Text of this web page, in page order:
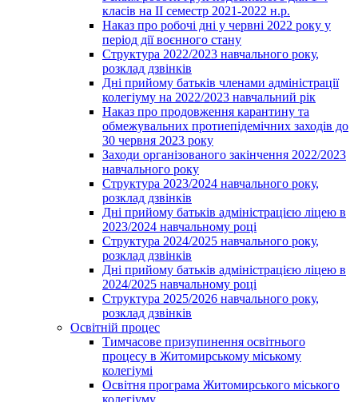
класів на ІІ семестр 2021-2022 н.р.
Наказ про робочі дні у червні 2022 року у
період дії воєнного стану
Структура 2022/2023 навчального року,
розклад дзвінків
Дні прийому батьків членами адміністрації
колегіуму на 2022/2023 навчальний рік
Наказ про продовження карантину та
обмежувальних протиепідемічних заходів до
30 червня 2023 року
Заходи організованого закінчення 2022/2023
навчального року
Структура 2023/2024 навчального року,
розклад дзвінків
Дні прийому батьків адміністрацією ліцею в
2023/2024 навчальному році
Структура 2024/2025 навчального року,
розклад дзвінків
Дні прийому батьків адміністрацією ліцею в
2024/2025 навчальному році
Структура 2025/2026 навчального року,
розклад дзвінків
Освітній процес
Тимчасове призупинення освітнього
процесу в Житомирському міському
колегіумі
Освітня програма Житомирського міського
колегіуму